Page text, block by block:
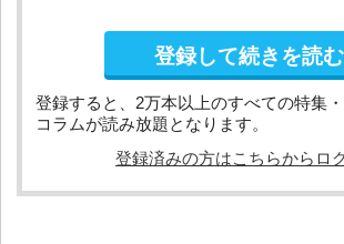
登録して続きを読む
登録すると、2万本以上のすべての特集
コラムが読み放題となります。
登録済みの方はこちらからロ